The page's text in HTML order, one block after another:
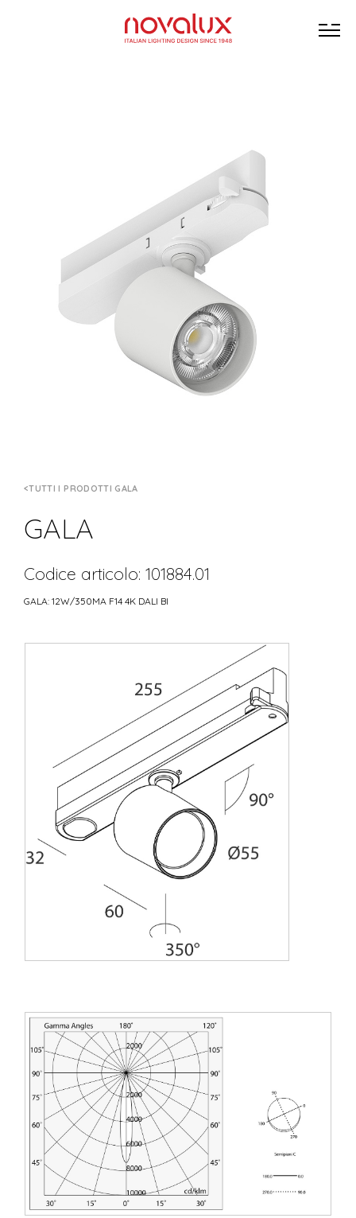
TUTTI I PRODOTTI GALA
GALA
Codice articolo: 101884.01
GALA: 12W/350MA F14 4K DALI BI